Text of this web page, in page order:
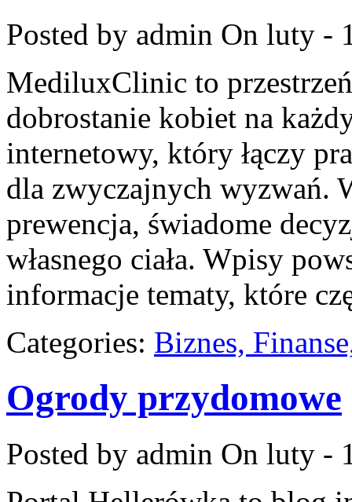
Posted by admin On luty -
MediluxClinic to
dobrostanie kobiet na
internetowy, który łączy
dla zwyczajnych wyzwań.
prewencja, świadome
własnego ciała. Wpisy
informacje tematy, które
Categories: Biznes,
Ogrody przydomowe
Posted by admin On luty -